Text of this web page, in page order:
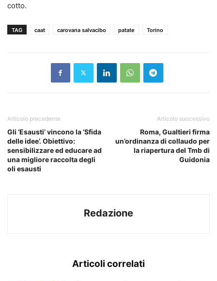
cotto.
TAG caat carovana salvacibo patate Torino
Articolo precedente
Gli ‘Esausti’ vincono la ‘Sfida
delle idee’. Obiettivo:
sensibilizzare ed educare ad
una migliore raccolta degli
oli esausti
Articolo successivo
Roma, Gualtieri firma
un’ordinanza di collaudo per
la riapertura del Tmb di
Guidonia
Redazione
Articoli correlati